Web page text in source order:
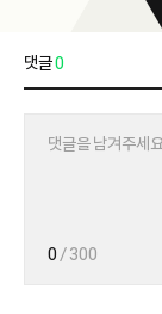
댓글0
0 / 300